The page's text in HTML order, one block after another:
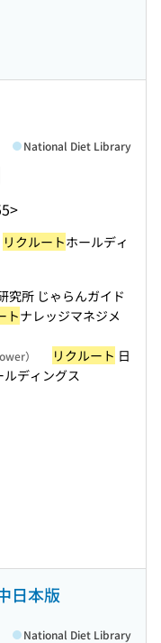
National Diet Library
リクルートホールディ
究所 じゃらんガイド
トナレッジマネジメ
） リクルート 日
ルディングス
日本版
National Diet Library